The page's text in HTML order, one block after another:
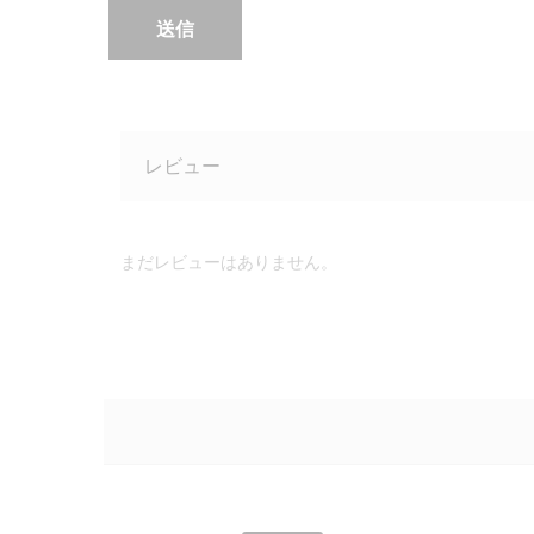
レビュー
まだレビューはありません。